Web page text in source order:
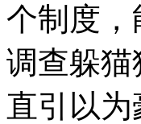
个制度
调查躲
直引以